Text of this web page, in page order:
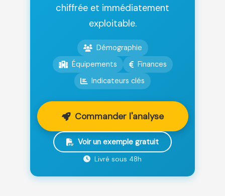
chiffrée et immédiatement
exploitable.
Démographie
Équipements
Finances
Indicateurs clés
Commander l'analyse
Voir un exemple gratuit
Livré sous 48h